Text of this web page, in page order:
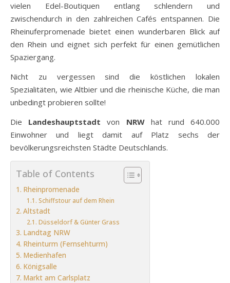
vielen Edel-Boutiquen entlang schlendern und
zwischendurch in den zahlreichen Cafés entspannen. Die
Rheinuferpromenade bietet einen wunderbaren Blick auf
den Rhein und eignet sich perfekt für einen gemütlichen
Spaziergang.
Nicht zu vergessen sind die köstlichen lokalen
Spezialitäten, wie Altbier und die rheinische Küche, die man
unbedingt probieren sollte!
Die Landeshauptstadt von NRW hat rund 640.000
Einwohner und liegt damit auf Platz sechs der
bevölkerungsreichsten Städte Deutschlands.
Table of Contents
Rheinpromenade
Schiffstour auf dem Rhein
Altstadt
Düsseldorf & Günter Grass
Landtag NRW
Rheinturm (Fernsehturm)
Medienhafen
Königsalle
Markt am Carlsplatz